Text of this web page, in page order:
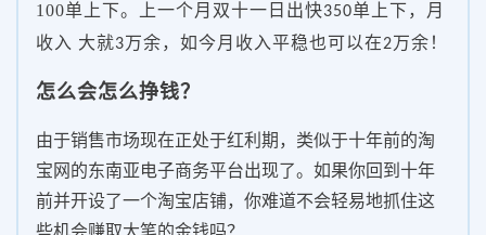
100单上下。上一个月双十一日出快350单上下，月
收入 大就3万余，如今月收入平稳也可以在2万余！
怎么会怎么挣钱？
由于销售市场现在正处于红利期，类似于十年前的淘
宝网的东南亚电子商务平台出现了。如果你回到十年
前并开设了一个淘宝店铺，你难道不会轻易地抓住这